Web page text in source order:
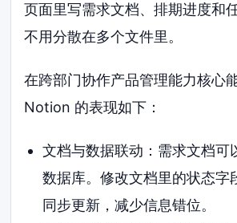
页面里写需求文档、排期进度和
不用分散在多个文件里。
在跨部门协作产品管理能力核心
Notion 的表现如下：
文档与数据联动：需求文档可
数据库。修改文档里的状态字
同步更新，减少信息错位。